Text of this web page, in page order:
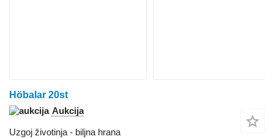
Höbalar 20st
Aukcija
Uzgoj životinja - biljna hrana